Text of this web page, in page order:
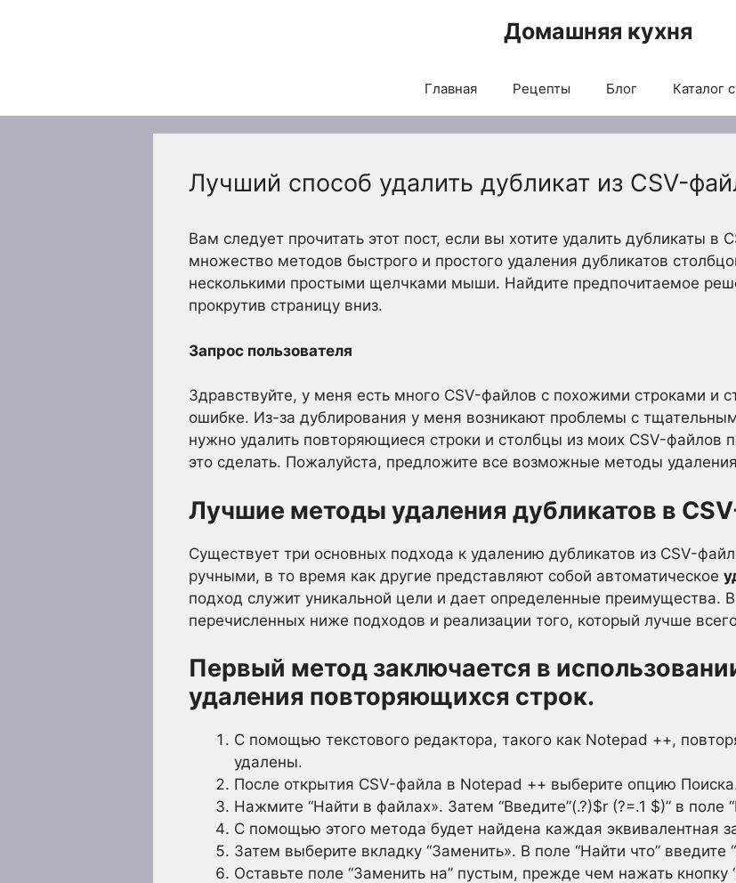
Домашняя кухня
Главная Рецепты Блог Каталог
Лучший способ удалить дубликат из CSV-
Вам следует прочитать этот пост, если вы хотите удалить дубликаты
множество методов быстрого и простого удаления дубликатов
несколькими простыми щелчками мыши. Найдите предпочитаемое
прокрутив страницу вниз.
Запрос пользователя
Здравствуйте, у меня есть много CSV-файлов с похожими строками и
ошибке. Из-за дублирования у меня возникают проблемы с
нужно удалить повторяющиеся строки и столбцы из моих CSV-файлов
это сделать. Пожалуйста, предложите все возможные методы
Лучшие методы удаления дубликатов в
Существует три основных подхода к удалению дубликатов из CSV-
ручными, в то время как другие представляют собой автоматическое
подход служит уникальной цели и дает определенные преимущества.
перечисленных ниже подходов и реализации того, который лучше
Первый метод заключается в
удаления повторяющихся строк.
С помощью текстового редактора, такого как Notepad ++,
удалены.
После открытия CSV-файла в Notepad ++ выберите опцию
Нажмите “Найти в файлах». Затем “Введите”(.?)$r (?=.1 $)” в поле
С помощью этого метода будет найдена каждая эквивалентная
Затем выберите вкладку “Заменить». В поле “Найти что” введите
Оставьте поле “Заменить на” пустым, прежде чем нажать кнопку